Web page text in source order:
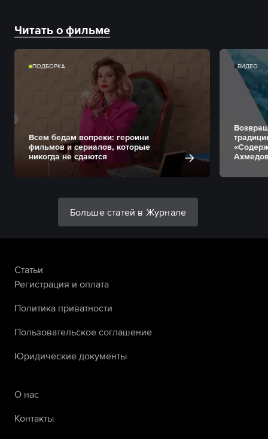
Читать о фильме
ПОДБОРКА
Всем бедам вопреки: героини
фильмов и сериалов, которые
никогда не сдаются
ВИДЕО
Больше статей в Журнале
Статьи
Регистрация и оплата
Политика приватности
Пользовательское соглашение
Юридические документы
О нас
Контакты